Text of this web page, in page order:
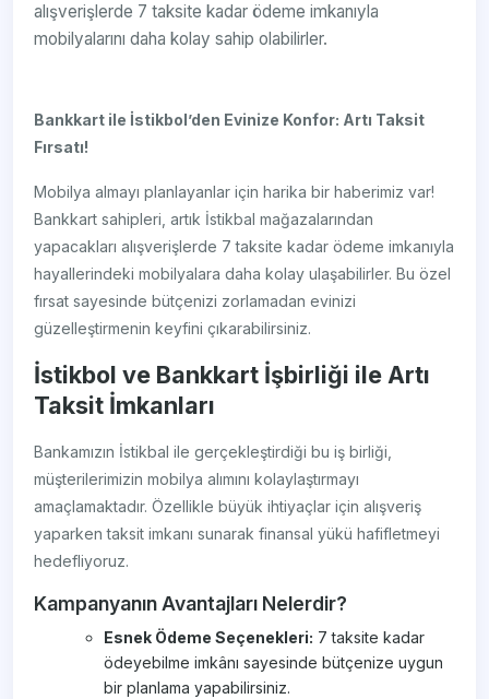
alışverişlerde 7 taksite kadar ödeme imkanıyla
mobilyalarını daha kolay sahip olabilirler.
Bankkart ile İstikbol’den Evinize Konfor: Artı Taksit
Fırsatı!
Mobilya almayı planlayanlar için harika bir haberimiz var!
Bankkart sahipleri, artık İstikbal mağazalarından
yapacakları alışverişlerde 7 taksite kadar ödeme imkanıyla
hayallerindeki mobilyalara daha kolay ulaşabilirler. Bu özel
fırsat sayesinde bütçenizi zorlamadan evinizi
güzelleştirmenin keyfini çıkarabilirsiniz.
İstikbol ve Bankkart İşbirliği ile Artı
Taksit İmkanları
Bankamızın İstikbal ile gerçekleştirdiği bu iş birliği,
müşterilerimizin mobilya alımını kolaylaştırmayı
amaçlamaktadır. Özellikle büyük ihtiyaçlar için alışveriş
yaparken taksit imkanı sunarak finansal yükü hafifletmeyi
hedefliyoruz.
Kampanyanın Avantajları Nelerdir?
Esnek Ödeme Seçenekleri: 7 taksite kadar
ödeyebilme imkânı sayesinde bütçenize uygun
bir planlama yapabilirsiniz.